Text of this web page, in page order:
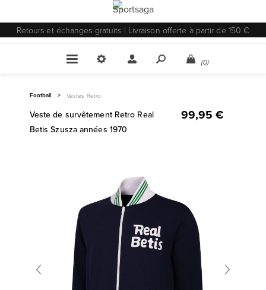
Retours et échanges gratuits | Livraison offerte à partir de 150 €
(0)
Football > Vestes Retro
Veste de survêtement Retro Real
Betis Szusza années 1970
99,95 €